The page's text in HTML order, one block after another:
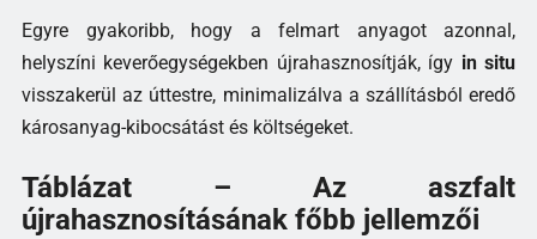
Egyre gyakoribb, hogy a felmart anyagot azonnal,
helyszíni keverőegységekben újrahasznosítják, így in situ
visszakerül az úttestre, minimalizálva a szállításból eredő
károsanyag-kibocsátást és költségeket.
Táblázat – Az aszfalt
újrahasznosításának főbb jellemzői